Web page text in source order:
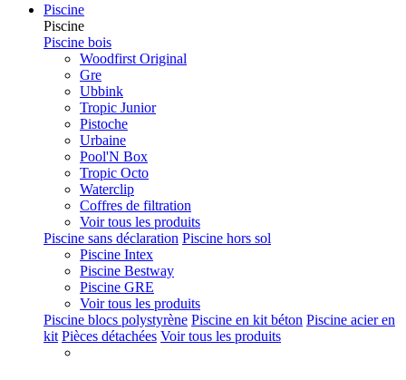
Piscine
Piscine
Piscine bois
Woodfirst Original
Gre
Ubbink
Tropic Junior
Pistoche
Urbaine
Pool'N Box
Tropic Octo
Waterclip
Coffres de filtration
Voir tous les produits
Piscine sans déclaration Piscine hors sol
Piscine Intex
Piscine Bestway
Piscine GRE
Voir tous les produits
Piscine blocs polystyrène Piscine en kit béton Piscine acier en
kit Pièces détachées Voir tous les produits